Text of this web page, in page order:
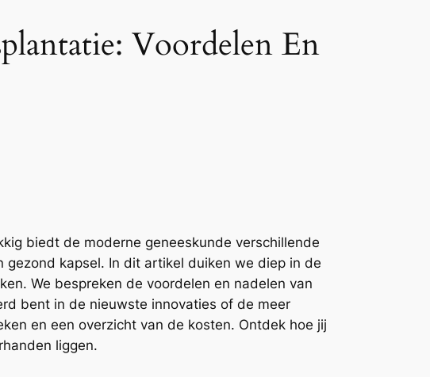
Voordelen En
biedt de moderne geneeskunde verschillende
kapsel. In dit artikel duiken we diep in de
We bespreken de voordelen en nadelen van
bent in de nieuwste innovaties of de meer
en een overzicht van de kosten. Ontdek hoe jij
liggen.